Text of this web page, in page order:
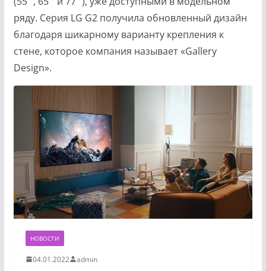
ряду. Серия LG G2 получила обновленный дизайн
благодаря шикарному варианту крепления к
стене, которое компания называет «Gallery
Design».
НОВОСТИ
04.01.2022 admin